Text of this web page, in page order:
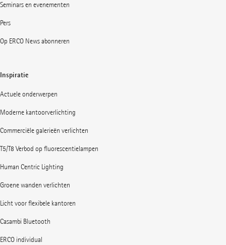
Seminars en evenementen
Pers
Op ERCO News abonneren
Inspiratie
Actuele onderwerpen
Moderne kantoorverlichting
Commerciële galerieën verlichten
T5/T8 Verbod op fluorescentielampen
Human Centric Lighting
Groene wanden verlichten
Licht voor flexibele kantoren
Casambi Bluetooth
ERCO individual